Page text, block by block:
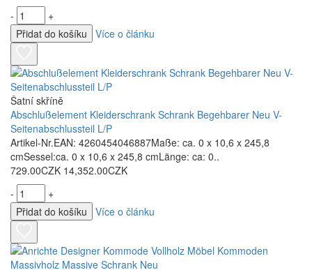
-
+
Přidat do košíku
Více o článku
Šatní skříně
Abschlußelement Kleiderschrank Schrank Begehbarer Neu V-
Seitenabschlussteil L/P
Artikel-Nr.EAN: 4260454046887Maße: ca. 0 x 10,6 x 245,8
cmSessel:ca. 0 x 10,6 x 245,8 cmLänge: ca: 0..
729.00CZK 14,352.00CZK
-
+
Přidat do košíku
Více o článku